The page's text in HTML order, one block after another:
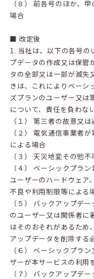
（８） 前各号のほか、
場合
■ 改定後
1. 当社は、以下の各号の
プデータの作成又は保管
タの全部又は一部が滅失
きは、これによりベーシ
ズプランのユーザー又は
について、責任を負わな
（１） 第三者の故意又
（２） 電気通信事業者
による場合
（３） 天災地変その他
（４） ベーシックプラ
ユーザーのハードウェア
不良や利用制限等による
（５） バックアップデ
のユーザー又は関係者に
はそのおそれがあるため
アップデータを削除する
（６） ベーシックプラ
ザーが本サービスの利用
（７） バックアップデ